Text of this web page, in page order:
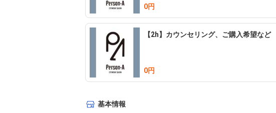
0円
【2h】カウンセリング、ご購入希望など
0円
基本情報